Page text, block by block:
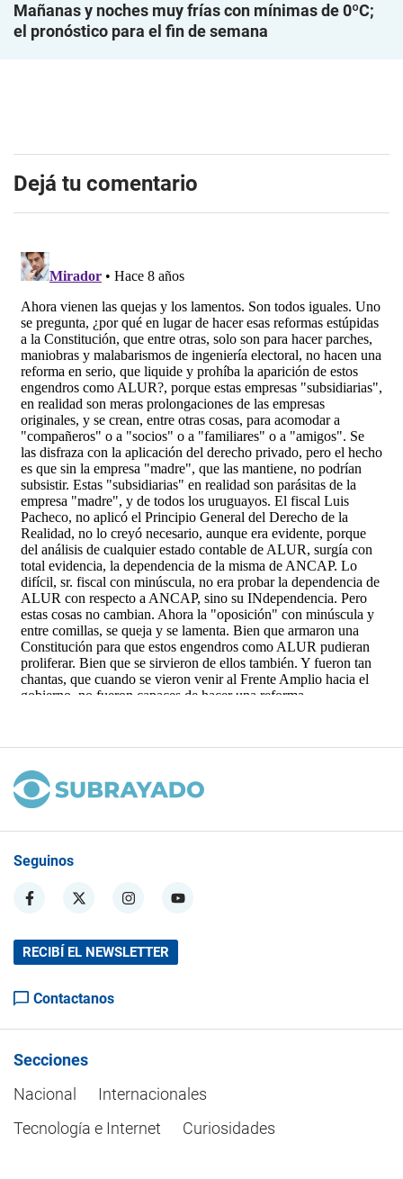
Mañanas y noches muy frías con mínimas de 0ºC;
el pronóstico para el fin de semana
Dejá tu comentario
Seguinos
RECIBÍ EL NEWSLETTER
Contactanos
Secciones
Nacional
Internacionales
Tecnología e Internet
Curiosidades